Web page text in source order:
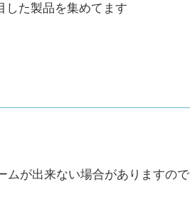
した製品を集めてます
ムが出来ない場合がありますので